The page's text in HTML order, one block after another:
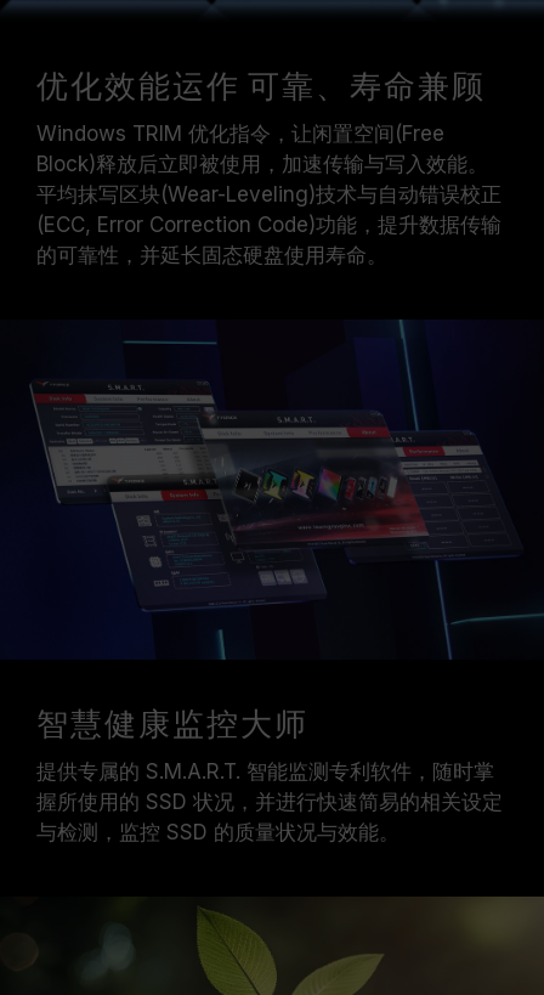
优化效能运作 可靠、寿命兼顾
Windows TRIM 优化指令，让闲置空间(Free
Block)释放后立即被使用，加速传输与写入效能。
平均抹写区块(Wear-Leveling)技术与自动错误校正
(ECC, Error Correction Code)功能，提升数据传输
的可靠性，并延长固态硬盘使用寿命。
智慧健康监控大师
提供专属的 S.M.A.R.T. 智能监测专利软件，随时掌
握所使用的 SSD 状况，并进行快速简易的相关设定
与检测，监控 SSD 的质量状况与效能。